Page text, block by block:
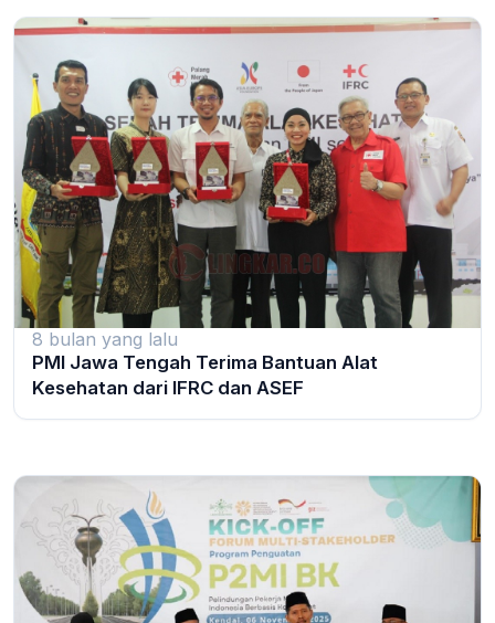
8 bulan yang lalu
PMI Jawa Tengah Terima Bantuan Alat
Kesehatan dari IFRC dan ASEF